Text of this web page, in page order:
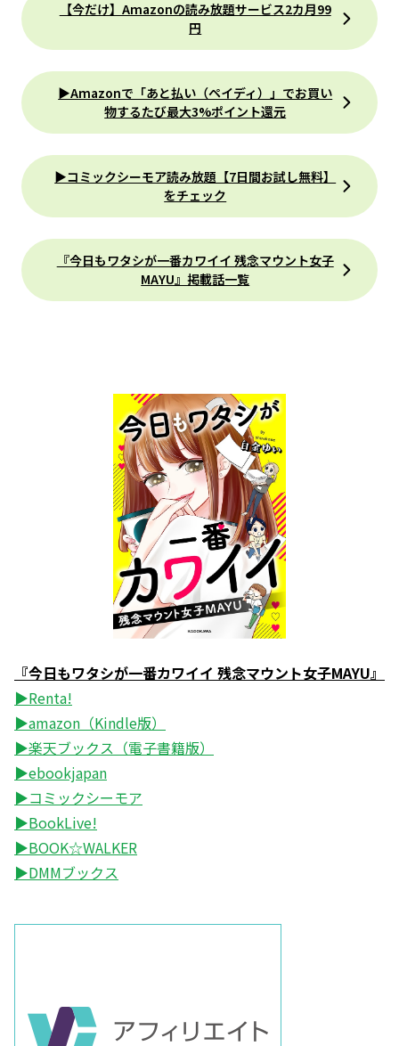
【今だけ】Amazonの読み放題サービス2カ月99
円
▶Amazonで「あと払い（ペイディ）」でお買い
物するたび最大3%ポイント還元
▶コミックシーモア読み放題【7日間お試し無料】
をチェック
『今日もワタシが一番カワイイ 残念マウント女子
MAYU』掲載話一覧
『今日もワタシが一番カワイイ 残念マウント女子MAYU』
▶Renta!
▶amazon（Kindle版）
▶楽天ブックス（電子書籍版）
▶ebookjapan
▶コミックシーモア
▶BookLive!
▶BOOK☆WALKER
▶DMMブックス